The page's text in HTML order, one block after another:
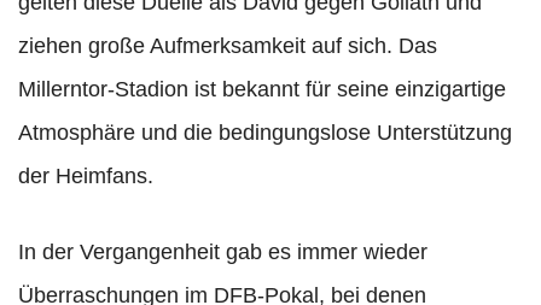
ziehen große Aufmerksamkeit auf sich. Das
Millerntor-Stadion ist bekannt für seine einzigartige
Atmosphäre und die bedingungslose Unterstützung
der Heimfans.
In der Vergangenheit gab es immer wieder
Überraschungen im DFB-Pokal, bei denen